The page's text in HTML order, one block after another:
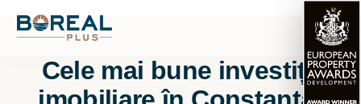
Cele mai bune investiții